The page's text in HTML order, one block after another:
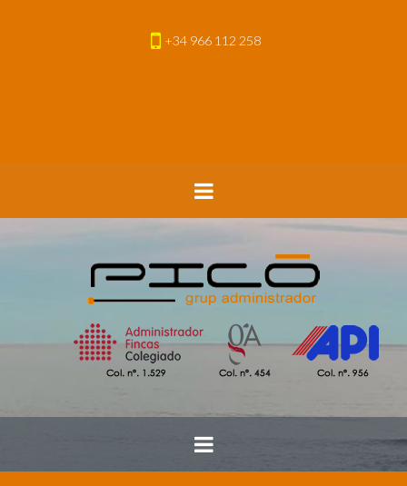
+34 966 112 258